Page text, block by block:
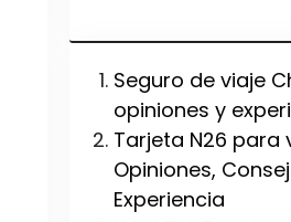
Seguro de viaje
opiniones y
Tarjeta N26 para
Opiniones,
Experiencia